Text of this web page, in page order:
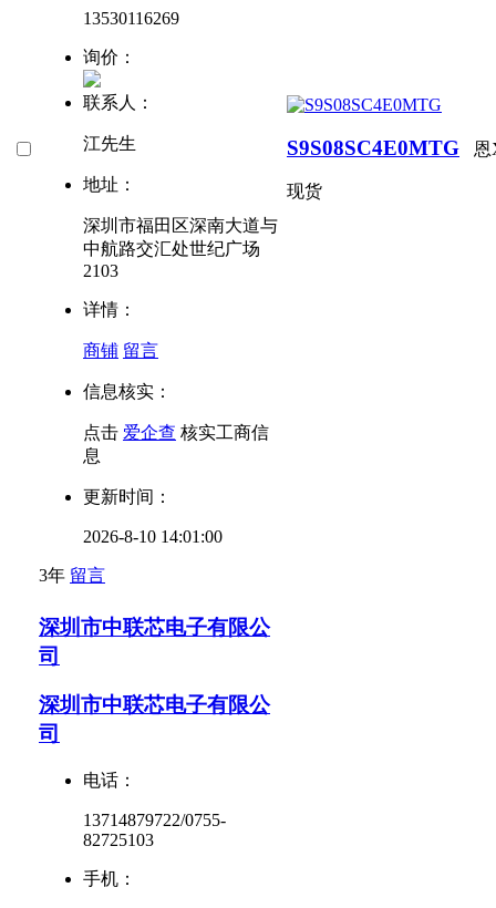
13530116269
询价：
联系人：
江先生
地址：
深圳市福田区深南大道与
中航路交汇处世纪广场
2103
详情：
商铺 留言
信息核实：
点击 爱企查 核实工商信
息
更新时间：
2026-8-10 14:01:00
3年 留言
S9S08SC4E0MTG
现货
恩
深圳市中联芯电子有限公
司
深圳市中联芯电子有限公
司
电话：
13714879722/0755-
82725103
手机：